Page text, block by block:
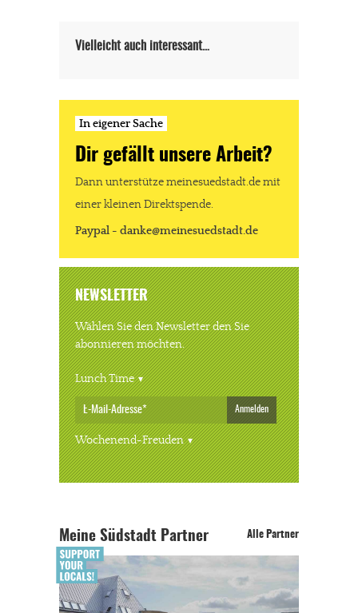
JETZT SPENDEN Schon erledigt!
Vielleicht auch interessant…
In eigener Sache
Dir gefällt unsere Arbeit?
Dann unterstütze meinesuedstadt.de mit
einer kleinen Direktspende.
Paypal - danke@meinesuedstadt.de
NEWSLETTER
Wählen Sie den Newsletter den Sie
abonnieren möchten.
Lunch Time
Anmelden
Wochenend-Freuden
Meine Südstadt Partner Alle Partner